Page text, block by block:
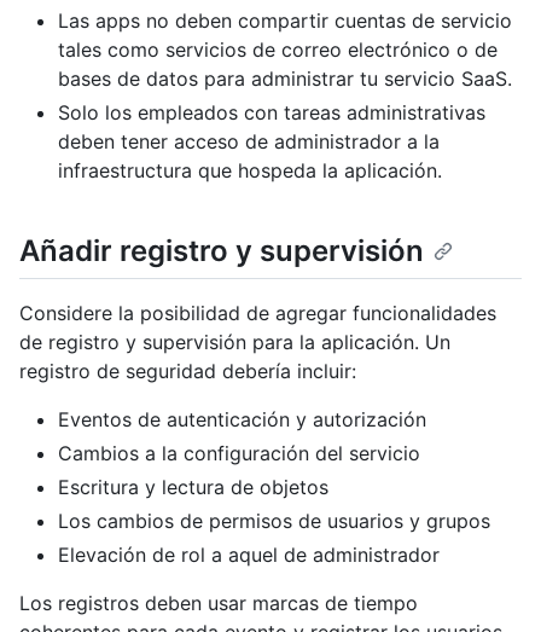
Las apps no deben compartir cuentas de servicio
tales como servicios de correo electrónico o de
bases de datos para administrar tu servicio SaaS.
Solo los empleados con tareas administrativas
deben tener acceso de administrador a la
infraestructura que hospeda la aplicación.
Añadir registro y supervisión
Considere la posibilidad de agregar funcionalidades
de registro y supervisión para la aplicación. Un
registro de seguridad debería incluir:
Eventos de autenticación y autorización
Cambios a la configuración del servicio
Escritura y lectura de objetos
Los cambios de permisos de usuarios y grupos
Elevación de rol a aquel de administrador
Los registros deben usar marcas de tiempo